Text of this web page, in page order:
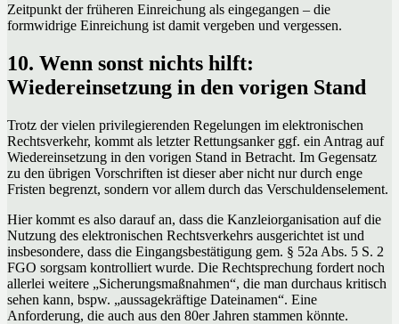
Zeitpunkt der früheren Einreichung als eingegangen – die
formwidrige Einreichung ist damit vergeben und vergessen.
10. Wenn sonst nichts hilft:
Wiedereinsetzung in den vorigen Stand
Trotz der vielen privilegierenden Regelungen im elektronischen
Rechtsverkehr, kommt als letzter Rettungsanker ggf. ein Antrag auf
Wiedereinsetzung in den vorigen Stand in Betracht. Im Gegensatz
zu den übrigen Vorschriften ist dieser aber nicht nur durch enge
Fristen begrenzt, sondern vor allem durch das Verschuldenselement.
Hier kommt es also darauf an, dass die Kanzleiorganisation auf die
Nutzung des elektronischen Rechtsverkehrs ausgerichtet ist und
insbesondere, dass die Eingangsbestätigung gem. § 52a Abs. 5 S. 2
FGO sorgsam kontrolliert wurde. Die Rechtsprechung fordert noch
allerlei weitere „Sicherungsmaßnahmen“, die man durchaus kritisch
sehen kann, bspw. „aussagekräftige Dateinamen“. Eine
Anforderung, die auch aus den 80er Jahren stammen könnte.